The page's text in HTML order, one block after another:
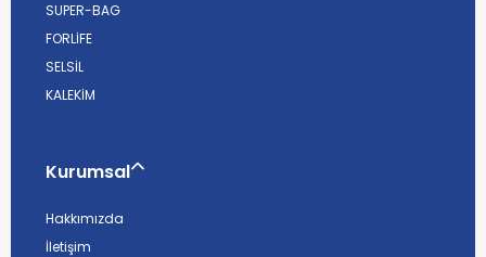
SUPER-BAG
FORLİFE
SELSİL
KALEKİM
Kurumsal
Hakkımızda
İletişim